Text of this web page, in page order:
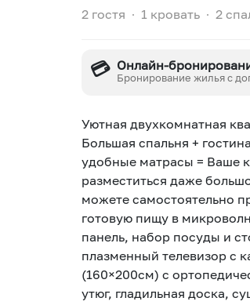
2 гостя ∙ 1 кровать ∙ 2
💳 Онлайн-
Бронирование жилья с
Уютная двухкомнатная
Большая спальня +
удобные матрасы = Ваше
разместиться даже
можете самостоятельно
готовую пищу в
панель, набор посуды и
плазменный телевизор с
(160×200см) с
утюг, гладильная доска,